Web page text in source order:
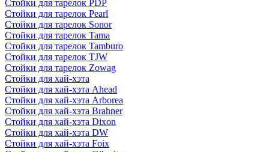
Стойки для тарелок PDP
Стойки для тарелок Pearl
Стойки для тарелок Sonor
Стойки для тарелок Tama
Стойки для тарелок Tamburo
Стойки для тарелок TJW
Стойки для тарелок Zowag
Стойки для хай-хэта
Стойки для хай-хэта Ahead
Стойки для хай-хэта Arborea
Стойки для хай-хэта Brahner
Стойки для хай-хэта Dixon
Стойки для хай-хэта DW
Стойки для хай-хэта Foix